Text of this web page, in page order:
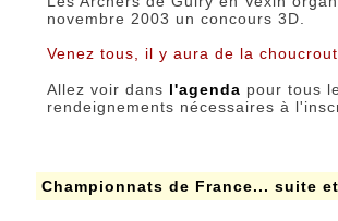
novembre 2003 un concours 3D.
Venez tous, il y aura de la
Allez voir dans l'agenda pour tous
rendeignements nécessaires à
Championnats de France... suite